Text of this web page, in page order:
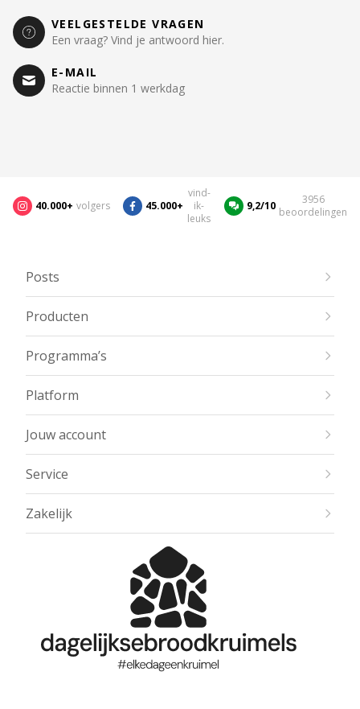
VEELGESTELDE VRAGEN
Een vraag? Vind je antwoord hier.
E-MAIL
Reactie binnen 1 werkdag
40.000+ volgers 45.000+
vind-
ik-
leuks
9,2/10
3956
beoordelingen
Posts
Producten
Programma’s
Platform
Jouw account
Service
Zakelijk